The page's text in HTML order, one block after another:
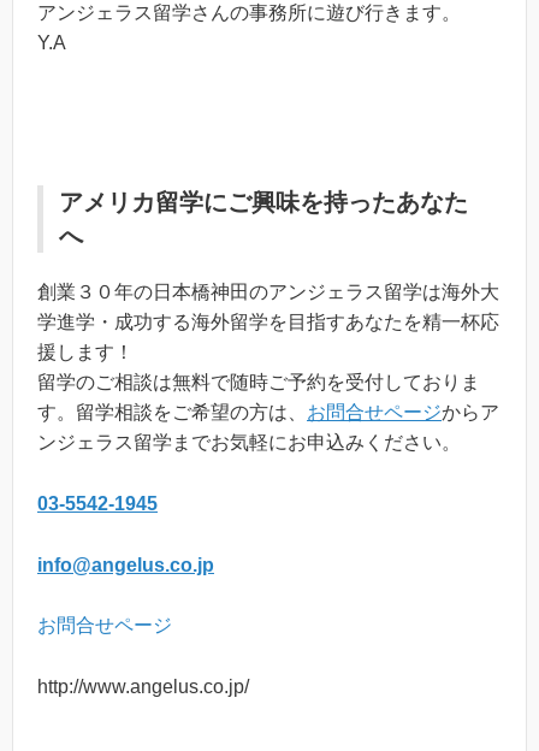
アンジェラス留学さんの事務所に遊び行きます。
Y.A
アメリカ留学にご興味を持ったあなた
へ
創業３０年の日本橋神田のアンジェラス留学は海外大
学進学・成功する海外留学を目指すあなたを精一杯応
援します！
留学のご相談は無料で随時ご予約を受付しておりま
す。留学相談をご希望の方は、 お問合せページからア
ンジェラス留学までお気軽にお申込みください。
03-5542-1945
info@angelus.co.jp
お問合せページ
http://www.angelus.co.jp/